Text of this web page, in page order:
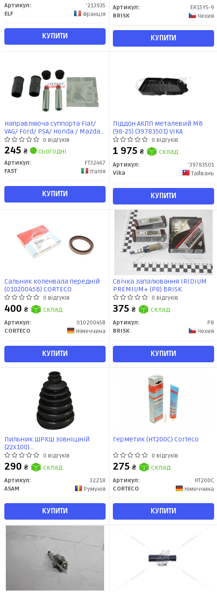
Артикул:
'213935
ELF
Франція
КУПИТИ
Артикул:
ER15YS-9
BRISK
Чехия
КУПИТИ
Направляюча суппорта Fiat/
VAG/ Ford/ PSA/ Honda / Mazda/
Chrysler/ BMW/ Opel/ Renault /
Hyundai (+гумки) 12мм ATE
(FT32467) Fast
0 відгуків
245 ₴ сьогодні
Артикул:
FT32467
FAST
Італія
КУПИТИ
Піддон АКПП металевий MB
(98-25) (39783501) VIKA
0 відгуків
1 975 ₴ склад
Артикул:
'39783501
Vika
Тайвань
КУПИТИ
Сальник коленвала передній
(01020045B) CORTECO
0 відгуків
400 ₴ склад
Артикул:
01020045B
CORTECO
Німеччина
КУПИТИ
Свічка запалювання IRIDIUM
PREMIUM+ (P8) BRISK
0 відгуків
375 ₴ склад
Артикул:
P8
BRISK
Чехия
КУПИТИ
Пильник ШРКШ зовнішній
(22x100)
BMW/Chevrolet/Citroen/Dacia/Fiat/Ford/Hyundai/Kia/Lada/
(32218) Asam
0 відгуків
290 ₴ склад
Артикул:
32218
ASAM
Румунія
КУПИТИ
Герметик (HT200C) Corteco
0 відгуків
275 ₴ склад
Артикул:
HT200C
CORTECO
Німеччина
КУПИТИ